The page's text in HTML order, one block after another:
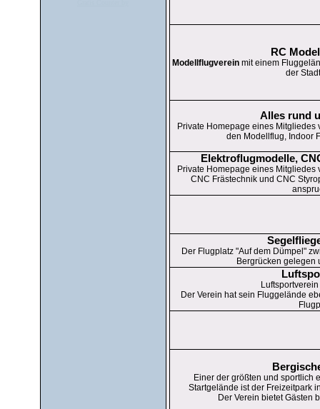
RC
Modellflugverein mit einem
der
Alles rund
Private Homepage eines
den Modellflug, Indoor
Elektroflugmodelle,
Private Homepage eines
CNC Frästechnik und CNC
Der Flugplatz "Auf dem Dümpel"
Bergrücken gelegen
Der Verein hat sein Fluggelände
Einer der größten und sportlich
Startgelände ist der Freizeitpark
Der Verein bietet Gästen